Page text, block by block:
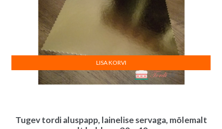
Tugev tordi aluspapp, lainelise servaga, mõlemalt
LISA KORVI